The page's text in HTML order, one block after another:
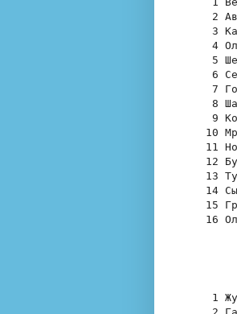
2
3
4
5
6
7
8
9
10
11
12
13
14
15
16
1